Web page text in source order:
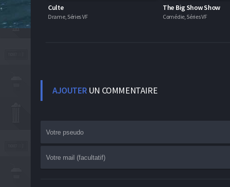
Culte
Drame, Séries VF
The Big Show Show
Comédie, Séries VF
AJOUTERUN COMMENTAIRE